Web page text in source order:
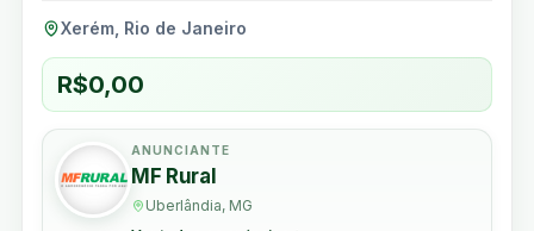
Xerém, Rio de Janeiro
R$0,00
ANUNCIANTE
MF Rural
Uberlândia, MG